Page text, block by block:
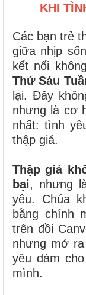
KHI
Các bạn trẻ
giữa nhịp
kết nối
Thứ Sáu
lại. Đây
nhưng là cơ
nhất: tình
thập giá.
Thập giá
bại, nhưng
yêu. Chúa
bằng chính
trên đồi
nhưng mở
yêu dám
mình.